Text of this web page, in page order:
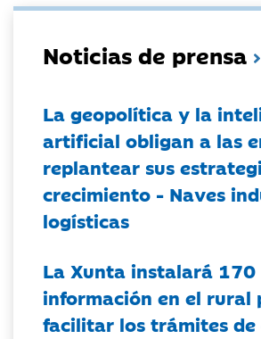
Noticias de prensa
La geopolítica y la
artificial obligan a las
replantear sus
crecimiento - Naves
logísticas
La Xunta instalará 170
información en el rural
facilitar los trámites de